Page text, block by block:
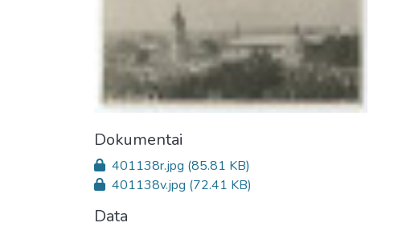
Dokumentai
401138r.jpg (85.81 KB)
401138v.jpg (72.41 KB)
Data